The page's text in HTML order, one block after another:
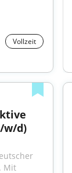
Vollzeit
w/d)
Mit